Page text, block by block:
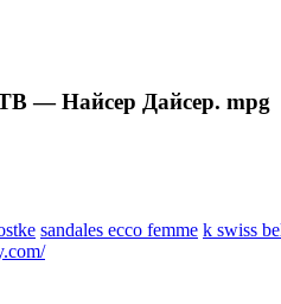
— Найсер Дайсер. mpg
sandales ecco femme k swiss